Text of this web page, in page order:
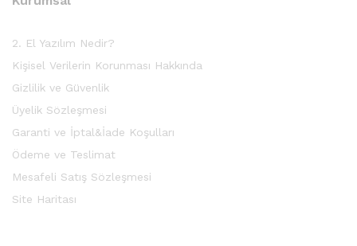
2. El Yazılım Nedir?
Kişisel Verilerin Korunması Hakkında
Gizlilik ve Güvenlik
Üyelik Sözleşmesi
Garanti ve İptal&İade Koşulları
Ödeme ve Teslimat
Mesafeli Satış Sözleşmesi
Site Haritası